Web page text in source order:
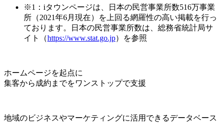
※1：iタウンページは、日本の民営事業所数516万事業
所（2021年6月現在）を上回る網羅性の高い掲載を行っ
ております。日本の民営事業所数は、総務省統計局サ
イト（https://www.stat.go.jp）を参照
ホームページを起点に
集客から成約までをワンストップで支援
地域のビジネスやマーケティングに活用できるデータベース